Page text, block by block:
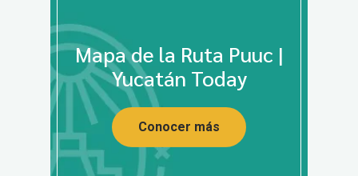
Mapa de la Ruta Puuc |
Yucatán Today
Conocer más